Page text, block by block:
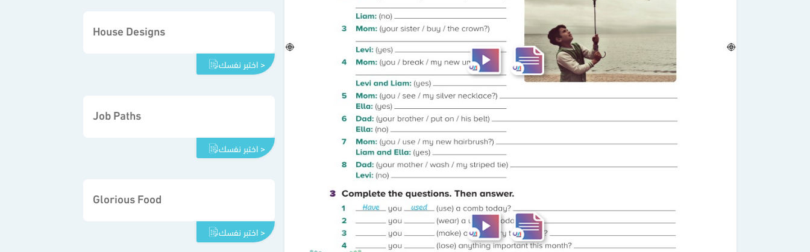
House Designs
اختبر نفسك >
Job Paths
اختبر نفسك >
Glorious Food
اختبر نفسك >